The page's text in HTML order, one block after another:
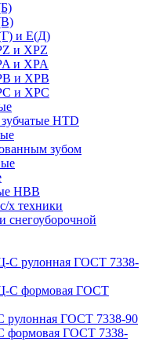
и Е(Д)
и XPZ
и XPA
и XPB
и XPC
HTD
зубом
HBB
х техники
снегоуборочной
С рулонная ГОСТ 7338-
С формовая ГОСТ
рулонная ГОСТ 7338-90
формовая ГОСТ 7338-